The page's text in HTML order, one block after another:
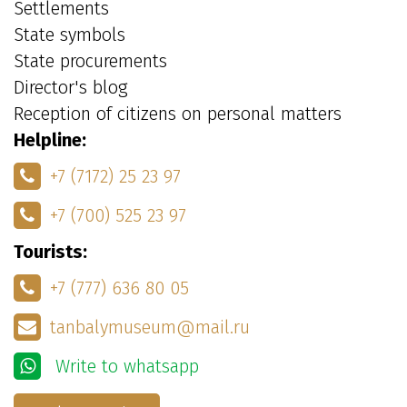
Settlements
State symbols
State procurements
Director's blog
Reception of citizens on personal matters
Helpline:
+7 (7172) 25 23 97
+7 (700) 525 23 97
Tourists:
+7 (777) 636 80 05
tanbalymuseum@mail.ru
Write to whatsapp